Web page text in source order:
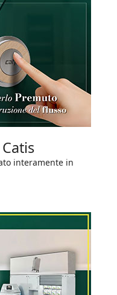
interamente in